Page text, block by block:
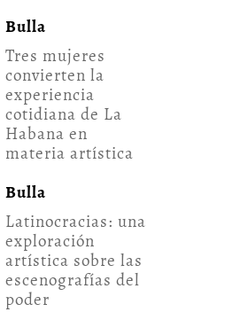
Bulla
Tres mujeres
convierten la
experiencia
cotidiana de La
Habana en
materia artística
Bulla
Latinocracias: una
exploración
artística sobre las
escenografías del
poder